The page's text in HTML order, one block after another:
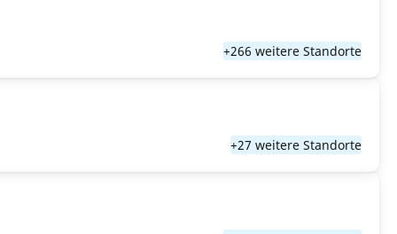
+266 weitere Standorte
+27 weitere Standorte